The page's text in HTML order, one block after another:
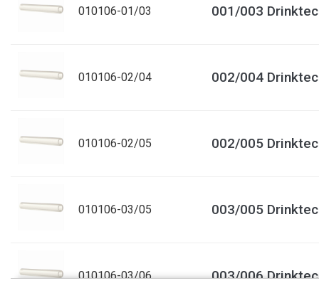
010106-01/03 001/003
010106-02/04 002/004
010106-02/05 002/005
010106-03/05 003/005
010106-03/06 003/006